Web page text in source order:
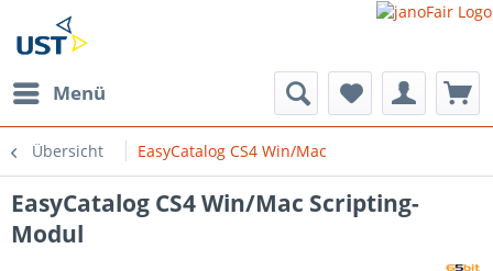
Menü
Übersicht EasyCatalog CS4 Win/Mac
EasyCatalog CS4 Win/Mac Scripting-
Modul